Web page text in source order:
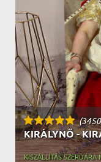
KIRÁLYNŐ -
KISZÁLLÍTÁS SZERDÁRA